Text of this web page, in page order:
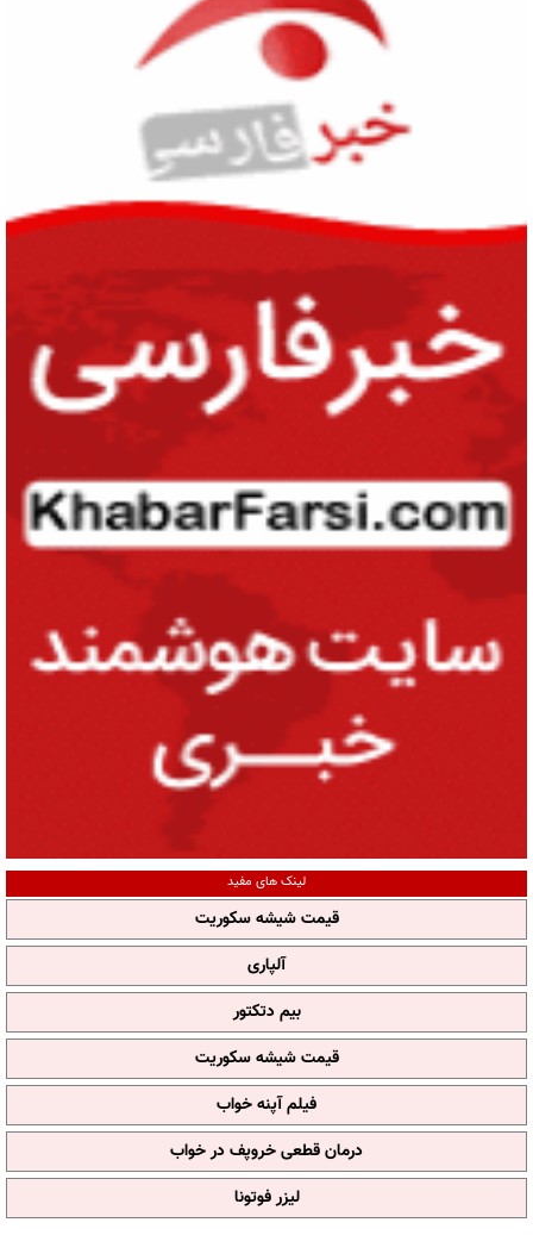
لینک های مفید
قیمت شیشه سکوریت
آلپاری
بیم دتکتور
قیمت شیشه سکوریت
فیلم آپنه خواب
درمان قطعی خروپف در خواب
لیزر فوتونا